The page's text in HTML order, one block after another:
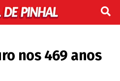
nos 469 anos